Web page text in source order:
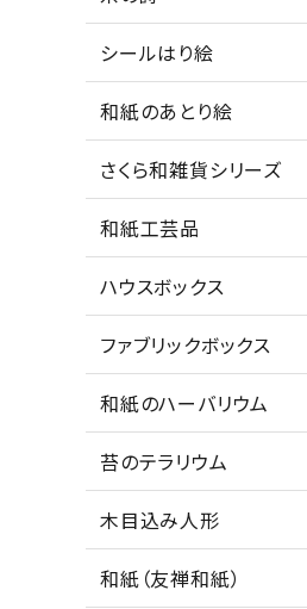
シールはり絵
和紙のあとり絵
さくら和雑貨シリーズ
和紙工芸品
ハウスボックス
ファブリックボックス
和紙のハーバリウム
苔のテラリウム
木目込み人形
和紙（友禅和紙）